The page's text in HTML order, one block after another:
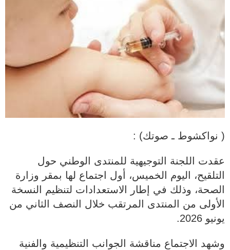
( نواكشوط ـ صوتك) :
عقدت اللجنة التوجيهية للمنتدى الوطني حول
التلقيح، اليوم الخميس، أول اجتماع لها بمقر وزارة
الصحة، وذلك في إطار الاستعدادات لتنظيم النسخة
الأولى من المنتدى المرتقب خلال النصف الثاني من
يونيو 2026.
وشهد الاجتماع مناقشة الجوانب التنظيمية والفنية